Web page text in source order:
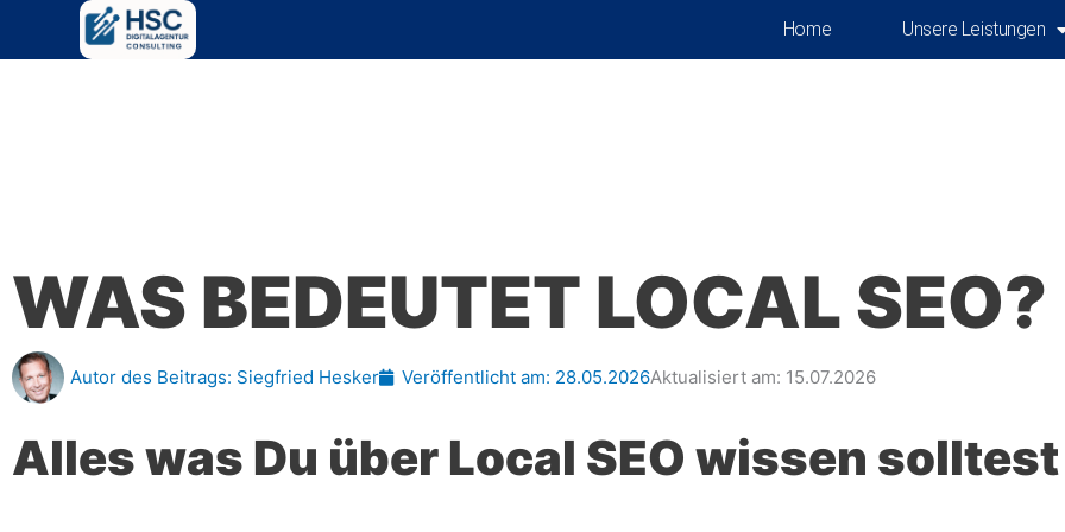
Home Unsere Leistungen
WAS BEDEUTET LOCAL SEO?
Autor des Beitrags: Siegfried Hesker Veröffentlicht am: 28.05.2026Aktualisiert am: 15.07.2026
Alles was Du über Local SEO wissen solltest